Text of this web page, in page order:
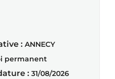
: ANNECY
permanent
: 31/08/2026